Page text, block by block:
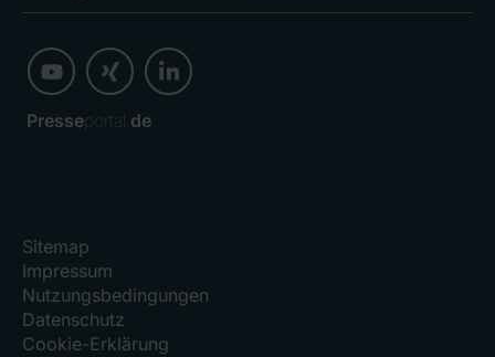
Presseportal. de
Sitemap
Impressum
Nutzungsbedingungen
Datenschutz
Cookie-Erklärung